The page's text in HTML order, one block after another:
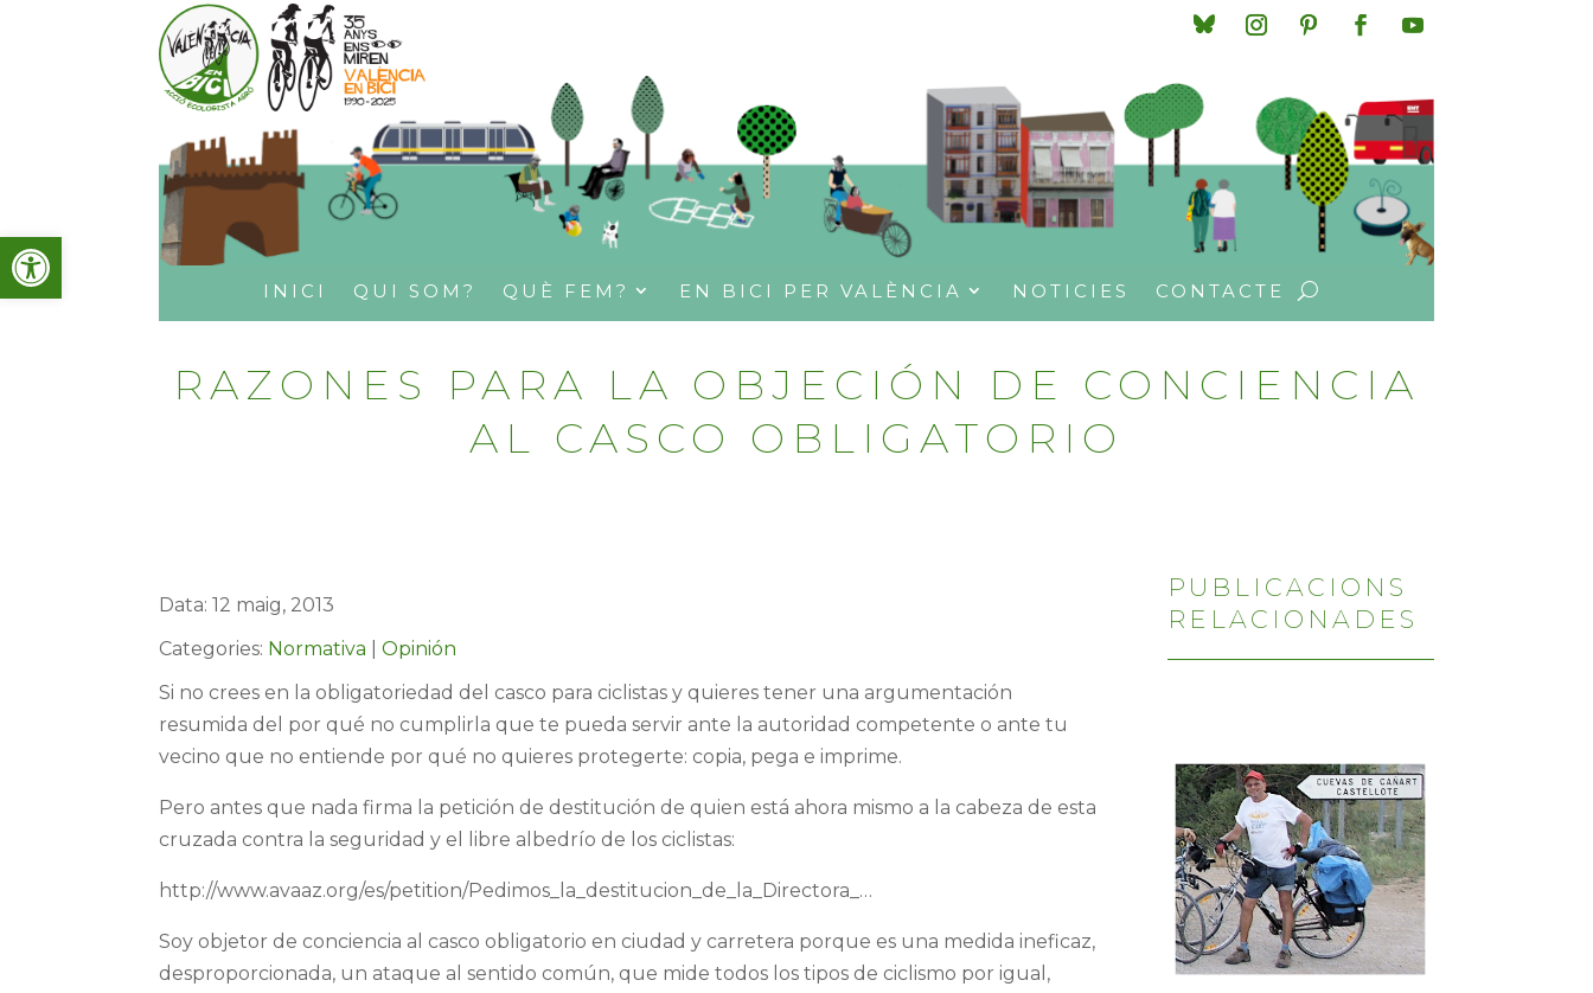
Obre la barra d'eines
INICI QUI SOM? QUÈ FEM? EN BICI PER VALÈNCIA NOTICIES CONTACTE
RAZONES PARA LA OBJECIÓN DE CONCIENCIA
AL CASCO OBLIGATORIO
Data: 12 maig, 2013
Categories: Normativa |Opinión
Si no crees en la obligatoriedad del casco para ciclistas y quieres tener una argumentación
resumida del por qué no cumplirla que te pueda servir ante la autoridad competente o ante tu
vecino que no entiende por qué no quieres protegerte: copia, pega e imprime.
Pero antes que nada firma la petición de destitución de quien está ahora mismo a la cabeza de esta
cruzada contra la seguridad y el libre albedrío de los ciclistas:
http://www.avaaz.org/es/petition/Pedimos_la_destitucion_de_la_Directora_…
Soy objetor de conciencia al casco obligatorio en ciudad y carretera porque es una medida ineficaz,
desproporcionada, un ataque al sentido común, que mide todos los tipos de ciclismo por igual,
PUBLICACIONS
RELACIONADES